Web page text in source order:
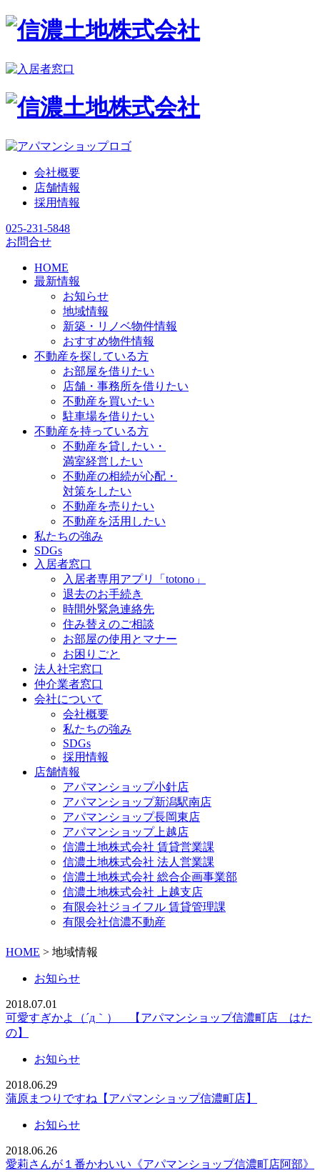
会社概要
店舗情報
採用情報
025-231-5848
お問合せ
HOME
最新情報
お知らせ
地域情報
新築・リノベ物件情報
おすすめ物件情報
不動産を探している方
お部屋を借りたい
店舗・事務所を借りたい
不動産を買いたい
駐車場を借りたい
不動産を持っている方
不動産を貸したい・
満室経営したい
不動産の相続が心配・
対策をしたい
不動産を売りたい
不動産を活用したい
私たちの強み
SDGs
入居者窓口
入居者専用アプリ「totono」
退去のお手続き
時間外緊急連絡先
住み替えのご相談
お部屋の使用とマナー
お困りごと
法人社宅窓口
仲介業者窓口
会社について
会社概要
私たちの強み
SDGs
採用情報
店舗情報
アパマンショップ小針店
アパマンショップ新潟駅南店
アパマンショップ長岡東店
アパマンショップ上越店
信濃土地株式会社 賃貸営業課
信濃土地株式会社 法人営業課
信濃土地株式会社 総合企画事業部
信濃土地株式会社 上越支店
有限会社ジョイフル 賃貸管理課
有限会社信濃不動産
HOME > 地域情報
お知らせ
2018.07.01
可愛すぎかよ（´д｀） 【アパマンショップ信濃町店 はた
の】
お知らせ
2018.06.29
蒲原まつりですね【アパマンショップ信濃町店】
お知らせ
2018.06.26
愛莉さんが１番かわいい《アパマンショップ信濃町店阿部》